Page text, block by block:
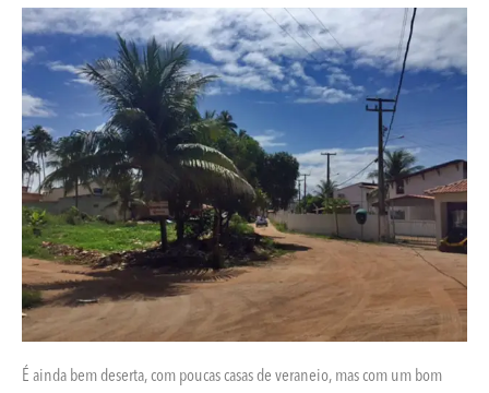
É ainda bem deserta, com poucas casas de veraneio, mas com um bom